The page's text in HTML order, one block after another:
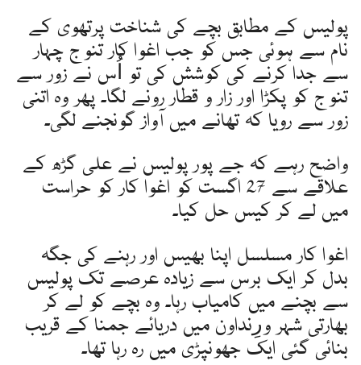
پولیس کے مطابق بچے کی شناخت پرتھوی کے
نام سے ہوئی جس کو جب اغوا کار تنوج چہار
سے جدا کرنے کی کوشش کی تو اُس نے زور سے
تنوج کو پکڑا اور زار و قطار رونے لگا۔ پھر وہ اتنی
زور سے رویا کہ تھانے میں آواز گونجنے لگی۔
واضح رہے کہ جے پور پولیس نے علی گڑھ کے
علاقے سے 27 اگست کو اغوا کار کو حراست
میں لے کر کیس حل کیا۔
اغوا کار مسلسل اپنا بھیس اور رہنے کی جگہ
بدل کر ایک برس سے زیادہ عرصے تک پولیس
سے بچنے میں کامیاب رہا۔ وہ بچے کو لے کر
بھارتی شہر ورِنداون میں دریائے جمنا کے قریب
بنائی گئی ایک جھونپڑی میں رہ رہا تھا۔